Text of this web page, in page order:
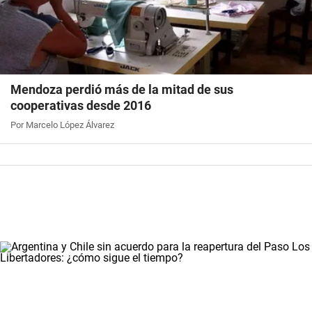
Mendoza perdió más de la mitad de sus
cooperativas desde 2016
Por Marcelo López Álvarez